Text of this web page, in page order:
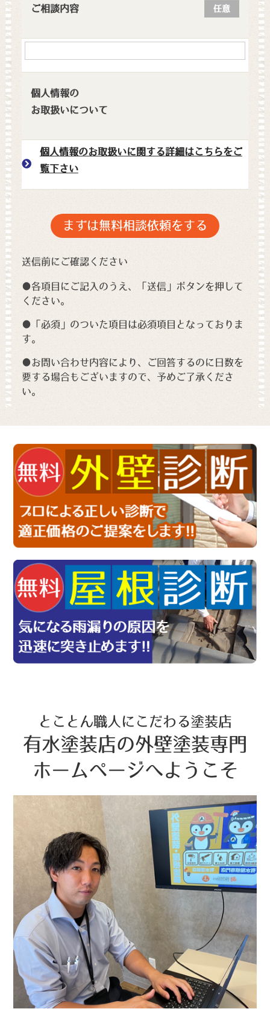
ご相談内容 任意
個人情報の
お取扱いについて
個人情報のお取扱いに関する詳細はこちらをご
覧下さい
送信前にご確認ください
●各項目にご記入のうえ、「送信」ボタンを押して
ください。
●「必須」のついた項目は必須項目となっておりま
す。
●お問い合わせ内容により、ご回答するのに日数を
要する場合もございますので、予めご了承くださ
い。
とことん職人にこだわる塗装店
有水塗装店の外壁塗装専門
ホームページへようこそ